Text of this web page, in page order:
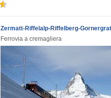
Zermatt-Riffelalp-Riffelberg-
Ferrovia a cremagliera